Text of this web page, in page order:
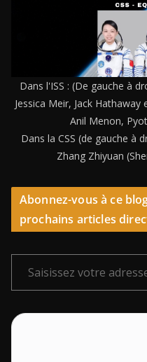
Dans l'ISS : (De gauche à
Jessica Meir, Jack
Anil Menon,
Dans la CSS (de gauche à
Zhang Zhiyuan
Abonnez-vous à ce
prochains articles
Saisissez votre adresse e-mail…